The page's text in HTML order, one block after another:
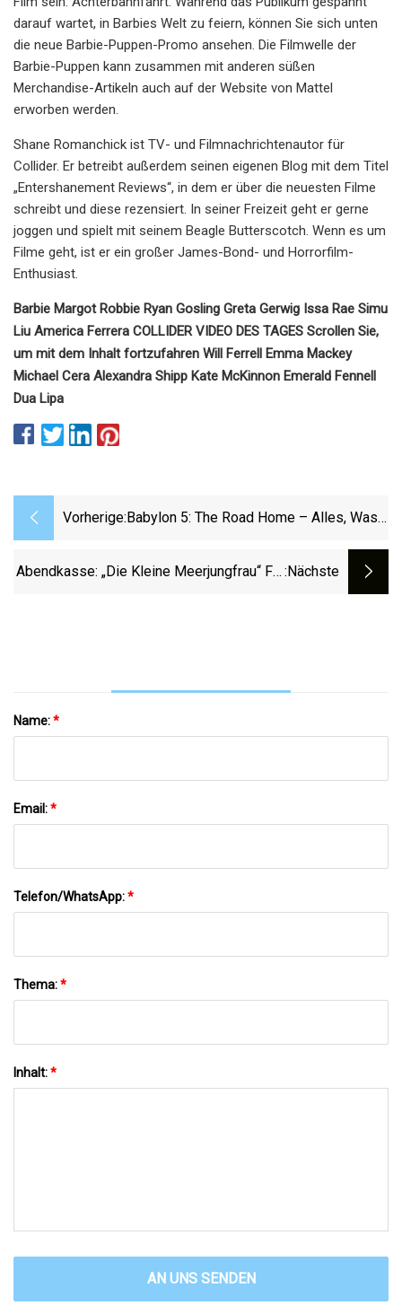
darauf wartet, in Barbies Welt zu feiern, können Sie sich unten
die neue Barbie-Puppen-Promo ansehen. Die Filmwelle der
Barbie-Puppen kann zusammen mit anderen süßen
Merchandise-Artikeln auch auf der Website von Mattel
erworben werden.
Shane Romanchick ist TV- und Filmnachrichtenautor für
Collider. Er betreibt außerdem seinen eigenen Blog mit dem Titel
„Entershanement Reviews“, in dem er über die neuesten Filme
schreibt und diese rezensiert. In seiner Freizeit geht er gerne
joggen und spielt mit seinem Beagle Butterscotch. Wenn es um
Filme geht, ist er ein großer James-Bond- und Horrorfilm-
Enthusiast.
Barbie Margot Robbie Ryan Gosling Greta Gerwig Issa Rae Simu
Liu America Ferrera COLLIDER VIDEO DES TAGES Scrollen Sie,
um mit dem Inhalt fortzufahren Will Ferrell Emma Mackey
Michael Cera Alexandra Shipp Kate McKinnon Emerald Fennell
Dua Lipa
Vorherige: Babylon 5: The Road Home – Alles, Was
Wissen
Abendkasse: „Die Kleine Meerjungfrau“ Für :nächste
Name:*
Email:*
Telefon/WhatsApp:*
Thema:*
Inhalt:*
AN UNS SENDEN